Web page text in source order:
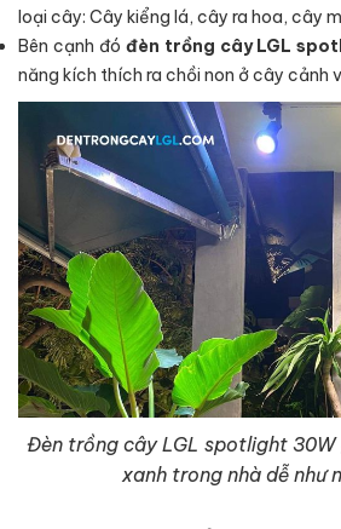
loại cây: Cây kiểng lá, cây ra hoa, cây
Bên cạnh đó đèn trồng cây LGL
năng kích thích ra chồi non ở cây cảnh
Đèn trồng cây LGL spotlight
xanh trong nhà dễ như